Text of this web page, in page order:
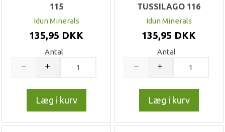
115
Idun Minerals
135,95 DKK
Antal
Læg i kurv
TUSSILAGO 116
Idun Minerals
135,95 DKK
Antal
Læg i kurv